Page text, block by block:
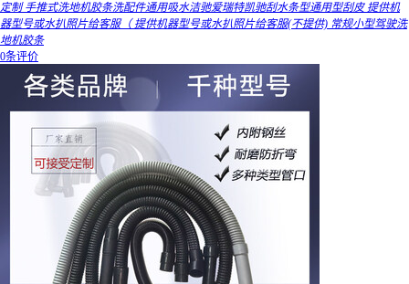
定制 手推式洗地机胶条洗配件通用吸水洁驰爱瑞特凯驰刮水条型通用型刮皮 提供机
器型号或水扒照片给客服（ 提供机器型号或水扒照片给客服(不提供) 常规小型驾驶洗
地机胶条
0条评价